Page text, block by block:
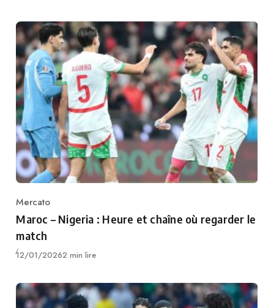
Category
Mercato
Maroc – Nigeria : Heure et chaîne où regarder le
match
Publié
12/01/20262 min lire